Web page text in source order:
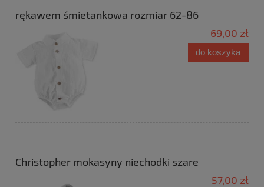
rękawem śmietankowa rozmiar 62-86
69,00 zł
do koszyka
Christopher mokasyny niechodki szare
57,00 zł